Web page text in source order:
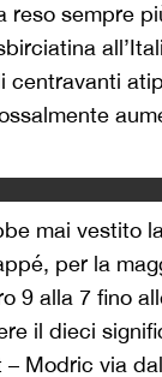
reso sempre
centravanti
mai vestito
per la
9 alla 7 fino
il dieci
Modric via